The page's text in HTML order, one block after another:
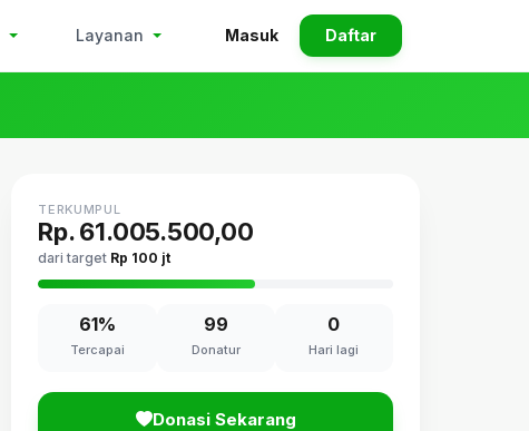
Layanan Masuk Daftar
TERKUMPUL
Rp. 61.005.500,00
dari target Rp 100 jt
61%
Tercapai
99
Donatur
0
Hari lagi
Donasi Sekarang